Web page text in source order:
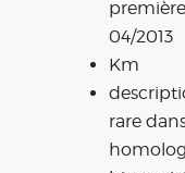
04/2013
Km :
rare